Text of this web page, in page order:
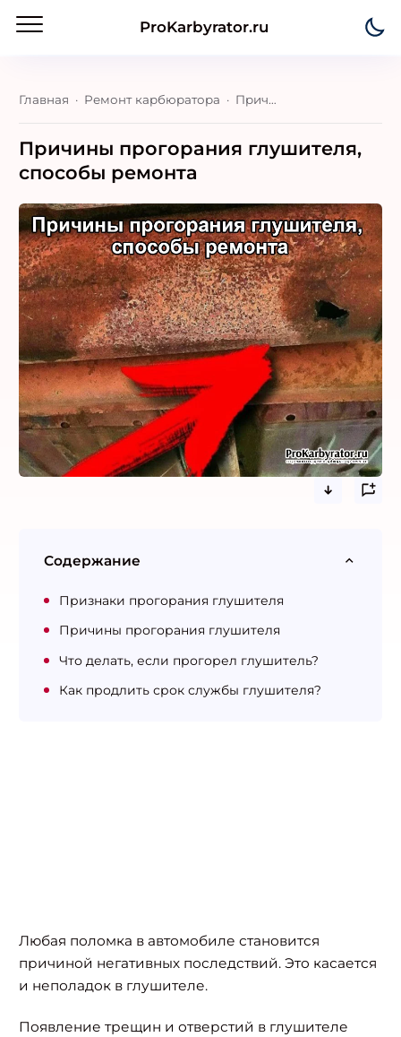
ProKarbyrator.ru
Главная Ремонт карбюратора Причины прогорания глушителя, способы ремонта
Причины прогорания глушителя,
способы ремонта
Любая поломка в автомобиле становится
причиной негативных последствий. Это касается
и неполадок в глушителе.
Появление трещин и отверстий в глушителе
Содержание
Признаки прогорания глушителя
Причины прогорания глушителя
Что делать, если прогорел глушитель?
Как продлить срок службы глушителя?